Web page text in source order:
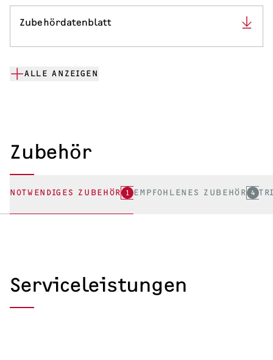
Zubehördatenblatt
ALLE ANZEIGEN
Zubehör
NOTWENDIGES ZUBEHÖR 1 EMPFOHLENES ZUBEHÖR 4
Serviceleistungen